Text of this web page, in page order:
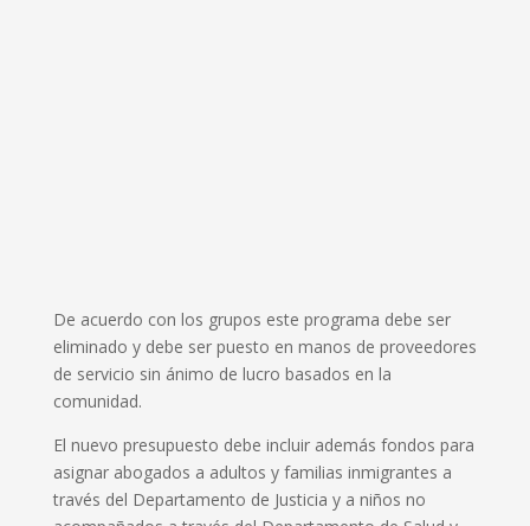
De acuerdo con los grupos este programa debe ser
eliminado y debe ser puesto en manos de proveedores
de servicio sin ánimo de lucro basados en la
comunidad.
El nuevo presupuesto debe incluir además fondos para
asignar abogados a adultos y familias inmigrantes a
través del Departamento de Justicia y a niños no